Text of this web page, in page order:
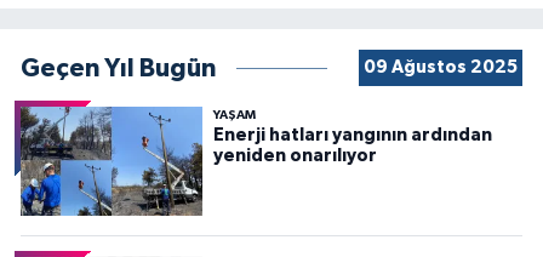
Geçen Yıl Bugün 09 Ağustos 2025
YAŞAM
Enerji hatları yangının ardından
yeniden onarılıyor